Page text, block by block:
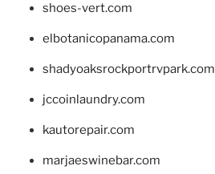
shoes-vert.com
elbotanicopanama.com
shadyoaksrockportrvpark.com
jccoinlaundry.com
kautorepair.com
marjaeswinebar.com